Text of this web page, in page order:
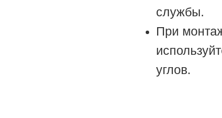
службы.
При
углов.